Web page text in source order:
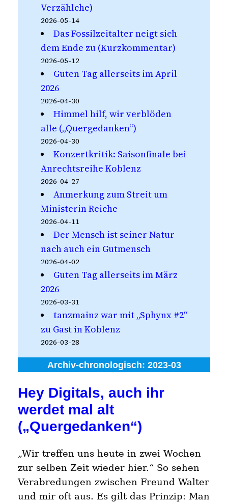
Verzählche)
2026-05-14
Das Fossilzeitalter neigt sich
dem Ende zu (Kurzkommentar)
2026-05-12
Guten Tag allerseits im April
2026
2026-04-30
Himmel hilf, wir verblöden
alle („Quergedanken“)
2026-04-30
Konzertkritik: Saisonfinale bei
Anrechtsreihe Koblenz
2026-04-27
Anmerkung zum Streit um
Ministerin Reiche
2026-04-11
Der Mensch ist seiner Natur
nach auch ein Gutmensch
2026-04-02
Guten Tag allerseits im März
2026
2026-03-31
tanzmainz war mit „Sphynx #2“
zu Gast in Koblenz
2026-03-28
Archiv-chronologisch: 2023-03
Hey Digitals, auch ihr
werdet mal alt
(„Quergedanken“)
„Wir treffen uns heute in zwei Wochen
zur selben Zeit wieder hier.“ So sehen
Verabredungen zwischen Freund Walter
und mir oft aus. Es gilt das Prinzip: Man